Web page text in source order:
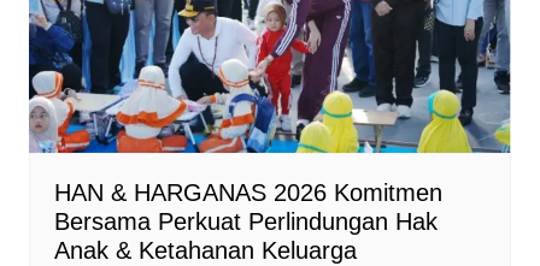
HAN & HARGANAS 2026 Komitmen
Bersama Perkuat Perlindungan Hak
Anak & Ketahanan Keluarga